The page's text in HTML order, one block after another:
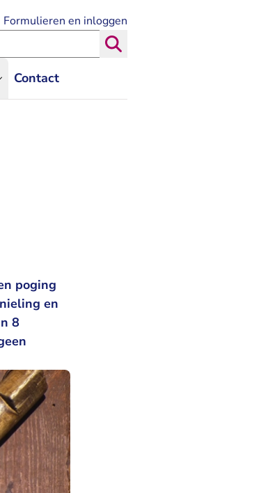
Contact
Formulieren en inloggen
de Rechtspraak
poging
en
8